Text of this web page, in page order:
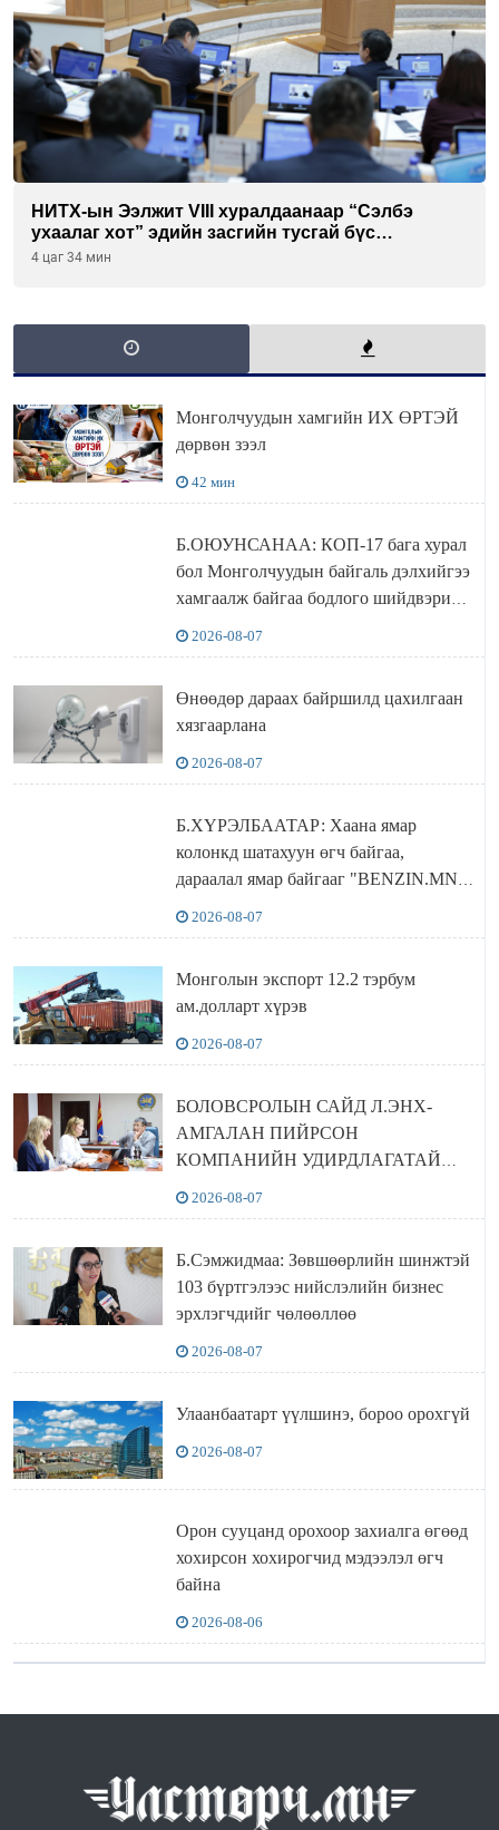
НИТХ-ын Ээлжит VIII хуралдаанаар “Сэлбэ
ухаалаг хот” эдийн засгийн тусгай бүс
байгуулахыг дэмжих тухай асуудлыг хэлэлцэж
4 цаг 34 мин
Монголчуудын хамгийн ИХ ӨРТЭЙ
дөрвөн зээл
42 мин
Б.ОЮУНСАНАА: КОП-17 бага хурал
бол Монголчуудын байгаль дэлхийгээ
хамгаалж байгаа бодлого шийдвэрийг
2026-08-07
Өнөөдөр дараах байршилд цахилгаан
хязгаарлана
2026-08-07
Б.ХҮРЭЛБААТАР: Хаана ямар
колонкд шатахуун өгч байгаа,
дараалал ямар байгааг "BENZIN.MN”
2026-08-07
Монголын экспорт 12.2 тэрбум
ам.долларт хүрэв
2026-08-07
БОЛОВСРОЛЫН САЙД Л.ЭНХ-
АМГАЛАН ПИЙРСОН
КОМПАНИЙН УДИРДЛАГАТАЙ
2026-08-07
Б.Сэмжидмаа: Зөвшөөрлийн шинжтэй
103 бүртгэлээс нийслэлийн бизнес
эрхлэгчдийг чөлөөллөө
2026-08-07
Улаанбаатарт үүлшинэ, бороо орохгүй
2026-08-07
Орон сууцанд орохоор захиалга өгөөд
хохирсон хохирогчид мэдээлэл өгч
байна
2026-08-06